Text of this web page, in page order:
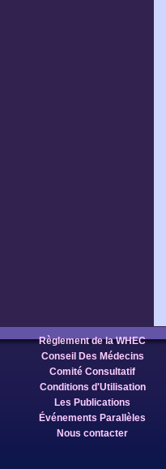
Règlement de la WHEC
Conseil Des Médecins
Comité Consultatif
Conditions d'Utilisation
Les Publications
Événements Parallèles
Nous contacter